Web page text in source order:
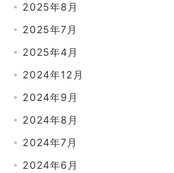
2025年8月
2025年7月
2025年4月
2024年12月
2024年9月
2024年8月
2024年7月
2024年6月